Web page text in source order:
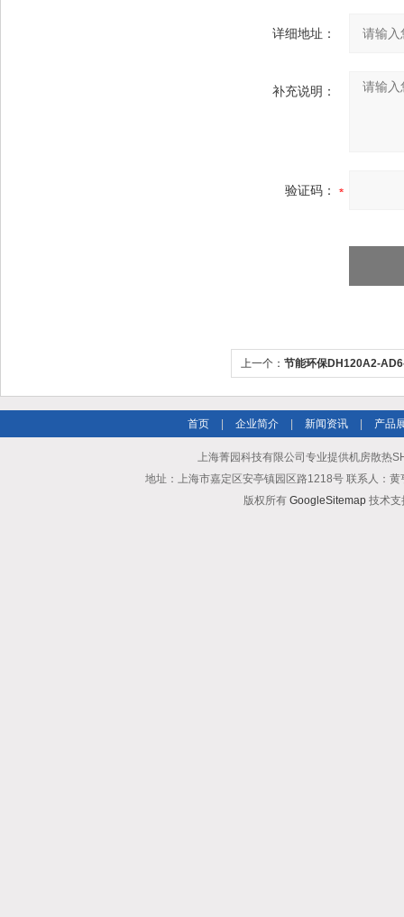
详细地址：
补充说明：
验证码：
上一个： 节能环保DH120A2-
首页 企业简介 新闻资讯 产品
上海菁园科技有限公司专业提供机房散热
地址：上海市嘉定区安亭镇园区路1218号 联系人：
版权所有GoogleSitemap 技术支